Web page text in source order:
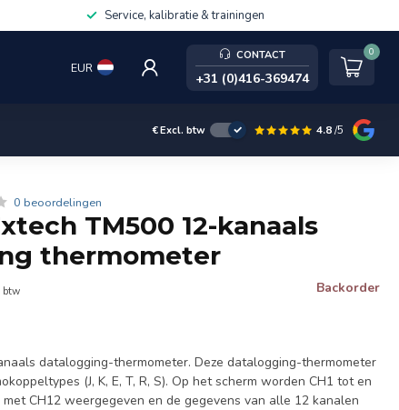
Service, kalibratie & trainingen
EUR
CONTACT
+31 (0)416-369474
0
€Excl. btw 4.8/5
0 beoordelingen
TM500 12-kanaals
thermometer
btw Backorder
datalogging-thermometer. Deze datalogging-thermometer
(J, K, E, T, R, S). Op het scherm worden CH1 tot en
CH12 weergegeven en de gegevens van alle 12 kanalen